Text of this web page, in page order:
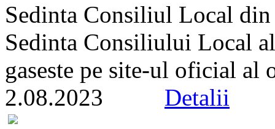
Sedinta Consiliul Local din
Sedinta Consiliului Local
gaseste pe site-ul oficial al
2.08.2023 Detalii